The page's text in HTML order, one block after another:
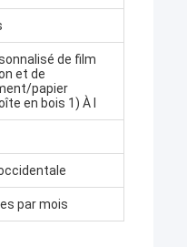
de film
et de
papier
en bois 1) À l
par mois